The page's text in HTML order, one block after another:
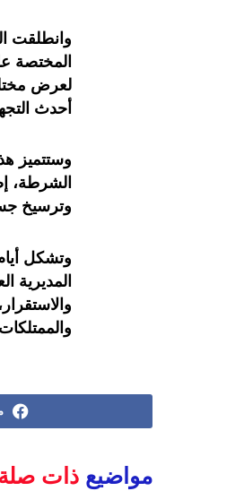
وانطلقت
المختصة
لعرض
أحدث
وستتميز
الشرطة،
وترسيخ
وتشكل
المديرية
مواضيع ذات